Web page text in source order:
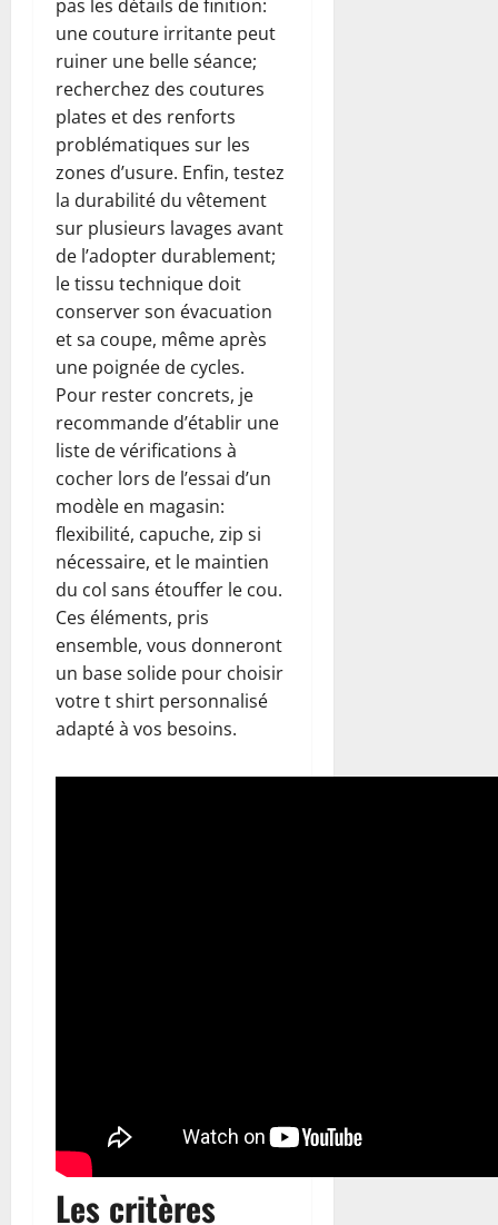
pas les détails de finition:
une couture irritante peut
ruiner une belle séance;
recherchez des coutures
plates et des renforts
problématiques sur les
zones d’usure. Enfin, testez
la durabilité du vêtement
sur plusieurs lavages avant
de l’adopter durablement;
le tissu technique doit
conserver son évacuation
et sa coupe, même après
une poignée de cycles.
Pour rester concrets, je
recommande d’établir une
liste de vérifications à
cocher lors de l’essai d’un
modèle en magasin:
flexibilité, capuche, zip si
nécessaire, et le maintien
du col sans étouffer le cou.
Ces éléments, pris
ensemble, vous donneront
un base solide pour choisir
votre t shirt personnalisé
adapté à vos besoins.
Les critères